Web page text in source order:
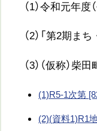
（1）令和元年
（2）「第2期ま
（3）（仮称）
(1)R5-1次第
(2)(資料1)R1